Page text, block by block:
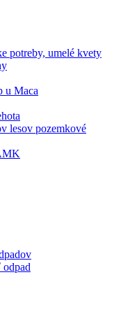
potreby, umelé kvety
u Maca
lesov pozemkové